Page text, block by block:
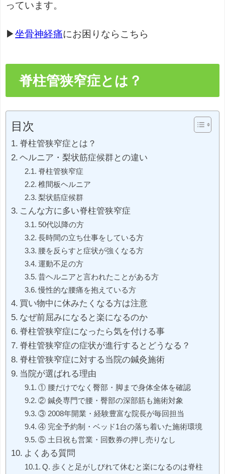
っています。
▶ 坐骨神経痛にお困りならこちら
脊柱管狭窄症とは？
目次
脊柱管狭窄症とは？
ヘルニア・梨状筋症候群との違い
脊柱管狭窄症
椎間板ヘルニア
梨状筋症候群
こんな方に多い脊柱管狭窄症
50代以降の方
長時間の立ち仕事をしている方
腰を反らすと症状が強くなる方
運動不足の方
昔ヘルニアと言われたことがある方
慢性的な腰痛を抱えている方
買い物中に休みたくなる方は注意
なぜ前屈みになると楽になるのか
脊柱管狭窄症になったら気を付ける事
脊柱管狭窄症の症状が進行するとどうなる？
脊柱管狭窄症に対する当院の鍼灸施術
当院が選ばれる理由
① 腰だけでなく臀部・脚まで身体全体を確認
② 鍼灸専門で腰・臀部の深部筋も施術対象
③ 2008年開業・経験豊富な院長が毎回担当
④ 完全予約制・ベッド1台の落ち着いた施術環境
⑤ 土日祝も営業・回数券の押し売りなし
よくある質問
Q. 歩くと足がしびれて休むと楽になるのは脊柱